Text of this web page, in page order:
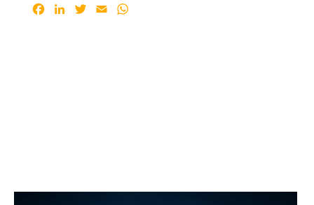
Facebook
LinkedInTwitter
Email